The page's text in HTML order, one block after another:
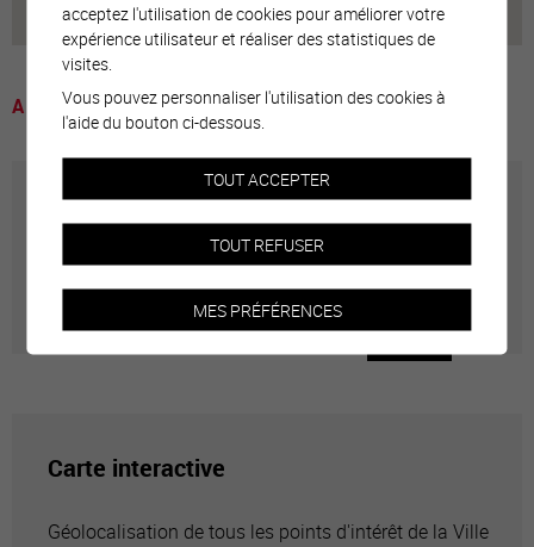
A voir
Annuaire communal
Carte interactive
Géolocalisation de tous les points d'intérêt de la Ville
acceptez l'utilisation de cookies pour améliorer votre
expérience utilisateur et réaliser des statistiques de
visites.
Vous pouvez personnaliser l'utilisation des cookies à
l'aide du bouton ci-dessous.
TOUT ACCEPTER
TOUT REFUSER
MES PRÉFÉRENCES